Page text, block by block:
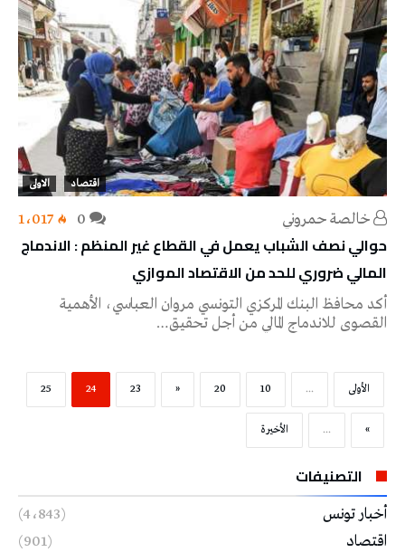
اقتصاد الاولى
خالصة حمروني 1٬017
حوالي نصف الشباب يعمل في القطاع غير المنظم : الاندماج
المالي ضروري للحد من الاقتصاد الموازي
أكد محافظ البنك المركزي التونسي مروان العباسي، الأهمية
القصوى للاندماج المالي من أجل تحقيق…
‫الأولى‬ ...
10
20
«
23
24
25
»
... ‫الأخيرة‬
التصنيفات
أخبار تونس
(4٬843)
اقتصاد
(901)